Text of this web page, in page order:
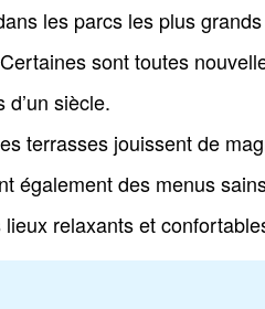
les parcs les plus
sont toutes
d’un siècle.
terrasses jouissent de
également des menus
lieux relaxants et